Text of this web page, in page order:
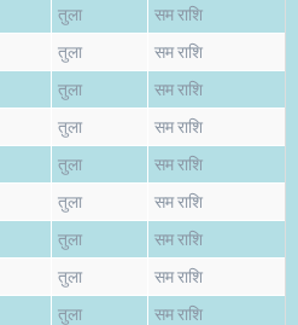
तुला सम राशि
तुला सम राशि
तुला सम राशि
तुला सम राशि
तुला सम राशि
तुला सम राशि
तुला सम राशि
तुला सम राशि
तुला सम राशि